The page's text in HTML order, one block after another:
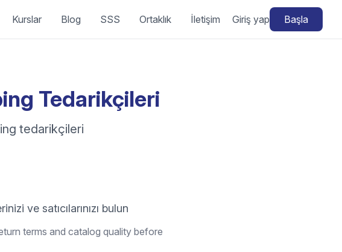
Kurslar Blog SSS Ortaklık İletişim Giriş yap Başla
Tedarikçileri
tedarikçileri
ve satıcılarınızı bulun
terms and catalog quality before